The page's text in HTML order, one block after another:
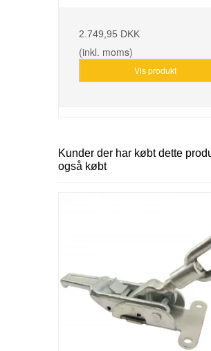
2.749,95 DKK
(inkl. moms)
Vis produkt
Kunder der har købt dette
også købt